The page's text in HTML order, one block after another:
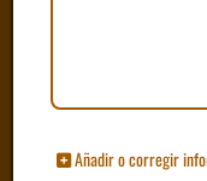
Añadir o corregir